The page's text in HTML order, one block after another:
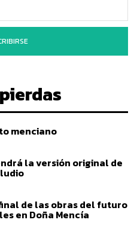
menciano
la versión original de
de las obras del futuro
en Doña Mencía